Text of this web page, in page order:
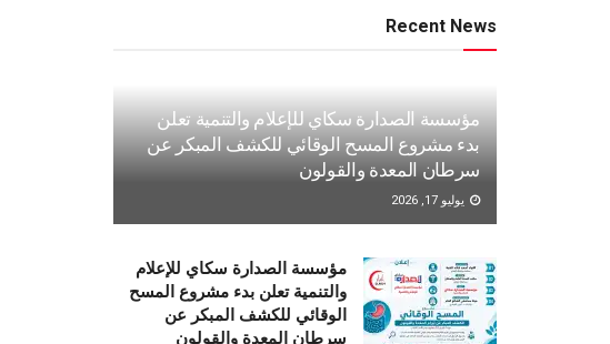
Recent News
مؤسسة الصدارة سكاي للإعلام والتنمية تعلن
بدء مشروع المسح الوقائي للكشف المبكر عن
سرطان المعدة والقولون
يوليو 17, 2026
مؤسسة الصدارة سكاي للإعلام
والتنمية تعلن بدء مشروع المسح
الوقائي للكشف المبكر عن
سرطان المعدة والقولون